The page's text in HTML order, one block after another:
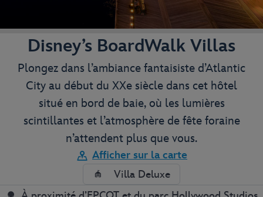
Disney’s BoardWalk Villas
Plongez dans l’ambiance fantaisiste d’Atlantic
City au début du XXe siècle dans cet hôtel
situé en bord de baie, où les lumières
scintillantes et l’atmosphère de fête foraine
n’attendent plus que vous.
Afficher sur la carte
Villa Deluxe